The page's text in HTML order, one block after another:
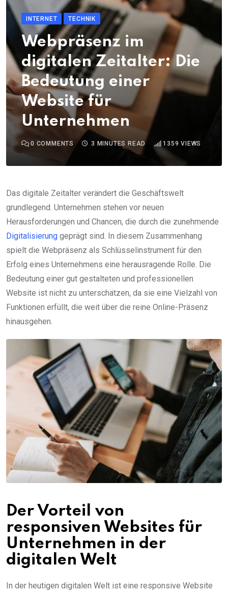
INTERNET TECHNIK
Webpräsenz im
digitalen Zeitalter: Die
Bedeutung einer
Website für
Unternehmen
0 COMMENTS 3 MINUTES READ 1359 VIEWS
Das digitale Zeitalter verändert die Geschäftswelt
grundlegend. Unternehmen stehen vor neuen
Herausforderungen und Chancen, die durch die zunehmende
Digitalisierung geprägt sind. In diesem Zusammenhang
spielt die Webpräsenz als Schlüsselinstrument für den
Erfolg eines Unternehmens eine herausragende Rolle. Die
Bedeutung einer gut gestalteten und professionellen
Website ist nicht zu unterschätzen, da sie eine Vielzahl von
Funktionen erfüllt, die weit über die reine Online-Präsenz
hinausgehen.
Der Vorteil von
responsiven Websites für
Unternehmen in der
digitalen Welt
In der heutigen digitalen Welt ist eine responsive Website